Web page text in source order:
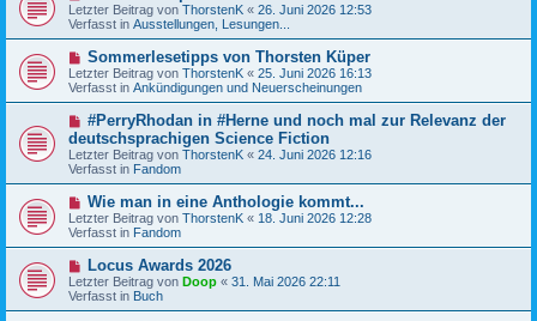
g
i
t
r
a
g
e
u
e
B
e
i
t
a
g
Letzter Beitrag von ThorstenK « 26. Juni 2026 12:53
Verfasst in Ausstellungen, Lesungen...
N
e
u
e
B
e
i
t
r
a
g
Sommerlesetipps von Thorsten Küper
Letzter Beitrag von ThorstenK « 25. Juni 2026 16:13
Verfasst in Ankündigungen und Neuerscheinungen
N
u
e
r
B
e
i
t
r
a
g
#PerryRhodan in #Herne und noch mal zur Relevanz der
deutschsprachigen Science Fiction
Letzter Beitrag von ThorstenK « 24. Juni 2026 12:16
Verfasst in Fandom
N
e
u
e
B
e
i
t
Wie man in eine Anthologie kommt...
Letzter Beitrag von ThorstenK « 18. Juni 2026 12:28
Verfasst in Fandom
N
e
u
e
Locus Awards 2026
Letzter Beitrag von Doop « 31. Mai 2026 22:11
Verfasst in Buch